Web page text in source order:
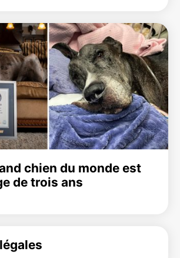
chien du monde est
de trois ans